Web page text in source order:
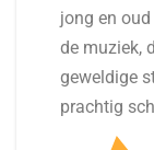
jong en
de muziek,
geweldige
prachtig